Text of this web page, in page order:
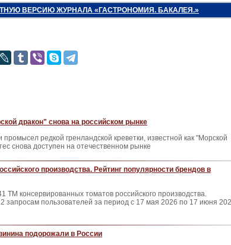
ВЕРСИЮ ЖУРНАЛА «ГАСТРОНОМИЯ. БАКАЛЕЯ.»
дракон" снова на российском рынке
редкой гренландской креветки, известной как "Морской
снова доступен на отечественном рынке
производства. Рейтинг популярности брендов в
ТМ консервированных томатов российского производства.
запросам пользователей за период с 17 мая 2026 по 17 июня
подорожали в России